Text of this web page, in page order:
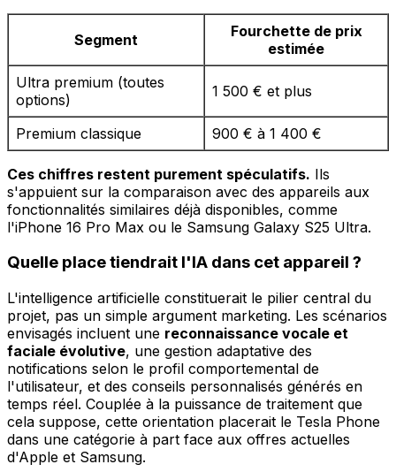
Segment
Fourchette de prix
estimée
Ultra premium (toutes
options)
1 500 € et plus
Premium classique 900 € à 1 400 €
Ces chiffres restent purement spéculatifs. Ils
s'appuient sur la comparaison avec des appareils aux
fonctionnalités similaires déjà disponibles, comme
l'iPhone 16 Pro Max ou le Samsung Galaxy S25 Ultra.
Quelle place tiendrait l'IA dans cet appareil ?
L'intelligence artificielle constituerait le pilier central du
projet, pas un simple argument marketing. Les scénarios
envisagés incluent une reconnaissance vocale et
faciale évolutive, une gestion adaptative des
notifications selon le profil comportemental de
l'utilisateur, et des conseils personnalisés générés en
temps réel. Couplée à la puissance de traitement que
cela suppose, cette orientation placerait le Tesla Phone
dans une catégorie à part face aux offres actuelles
d'Apple et Samsung.